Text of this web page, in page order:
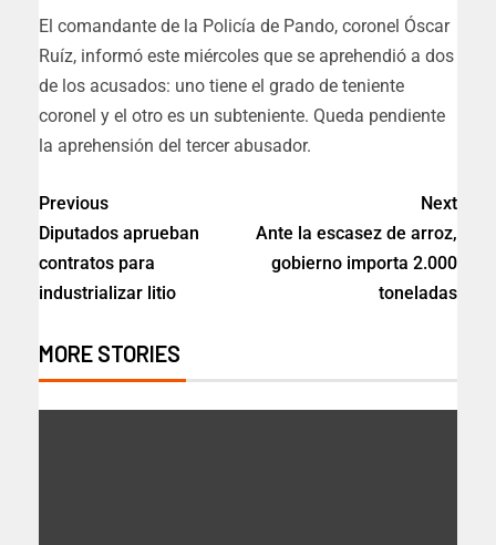
El comandante de la Policía de Pando, coronel Óscar
Ruíz, informó este miércoles que se aprehendió a dos
de los acusados: uno tiene el grado de teniente
coronel y el otro es un subteniente. Queda pendiente
la aprehensión del tercer abusador.
Previous
Diputados aprueban
contratos para
industrializar litio
Next
Ante la escasez de arroz,
gobierno importa 2.000
toneladas
MORE STORIES